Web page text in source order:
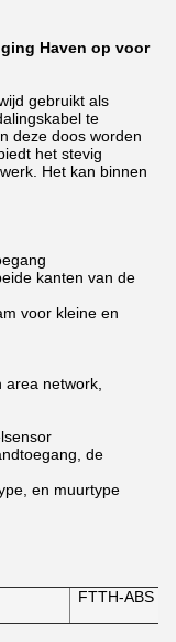
Haven op voor
gebruikt als
te
deze doos worden
het stevig
Het kan binnen
kanten van de
voor kleine en
network,
de
en muurtype
FTTH-ABS 4